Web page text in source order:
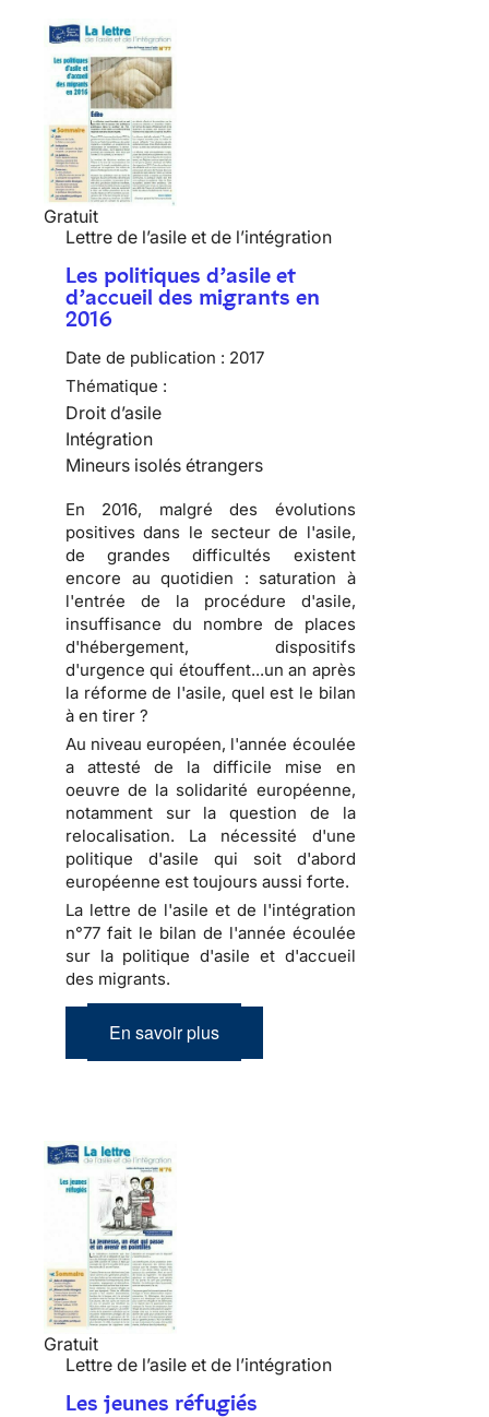
Gratuit
Lettre de l’asile et de l’intégration
Les politiques d’asile et
d’accueil des migrants en
2016
Date de publication : 2017
Thématique :
Droit d’asile
Intégration
Mineurs isolés étrangers
En 2016, malgré des évolutions
positives dans le secteur de l'asile,
de grandes difficultés existent
encore au quotidien : saturation à
l'entrée de la procédure d'asile,
insuffisance du nombre de places
d'hébergement, dispositifs
d'urgence qui étouffent...un an après
la réforme de l'asile, quel est le bilan
à en tirer ?
Au niveau européen, l'année écoulée
a attesté de la difficile mise en
oeuvre de la solidarité européenne,
notamment sur la question de la
relocalisation. La nécessité d'une
politique d'asile qui soit d'abord
européenne est toujours aussi forte.
La lettre de l'asile et de l'intégration
n°77 fait le bilan de l'année écoulée
sur la politique d'asile et d'accueil
des migrants.
En savoir plus
Gratuit
Lettre de l’asile et de l’intégration
Les jeunes réfugiés